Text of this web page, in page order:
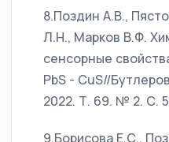
8.Поздин А.В.,
Л.Н., Марков В.Ф.
сенсорные
PbS - СuS//
2022. Т. 69. № 2. С.
9.Борисова Е.С.,